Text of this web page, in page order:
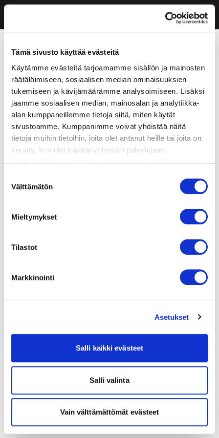
Tämä sivusto käyttää evästeitä
Käytämme evästeitä tarjoamamme sisällön ja mainosten
räätälöimiseen, sosiaalisen median ominaisuuksien
tukemiseen ja kävijämäärämme analysoimiseen. Lisäksi
jaamme sosiaalisen median, mainosalan ja analytiikka-
alan kumppaneillemme tietoja siitä, miten käytät
sivustoamme. Kumppanimme voivat yhdistää näitä
tietoja muihin tietoihin, joita olet antanut heille tai joita on
kerätty, kun olet käyttänyt heidän palvelujaan.
valinta
Välttämätön
Mieltymykset
Tilastot
Markkinointi
Asetukset
Salli kaikki evästeet
Salli valinta
Vain välttämättömät evästeet